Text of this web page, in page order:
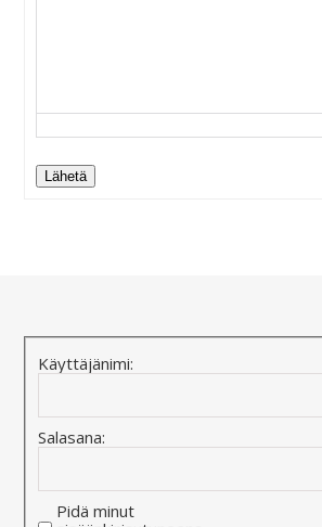
Lähetä
Käyttäjänimi:
Salasana:
Pidä minut